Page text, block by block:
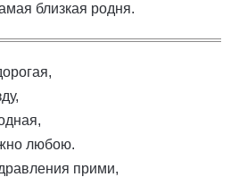
близкая родня.
любою.
прими,